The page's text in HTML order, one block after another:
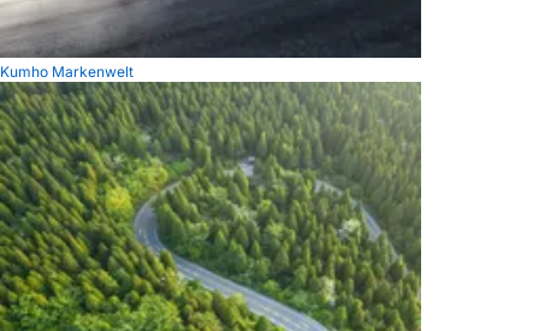
Kumho Markenwelt